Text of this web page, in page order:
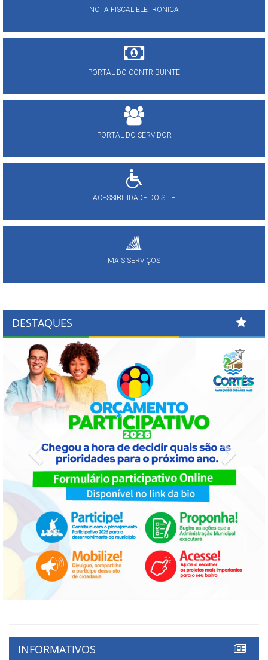
NOTA FISCAL ELETRÔNICA
PORTAL DO CONTRIBUINTE
PORTAL DO SERVIDOR
ACESSIBILIDADE DO SITE
MAIS SERVIÇOS
DESTAQUES
Previous
INFORMATIVOS